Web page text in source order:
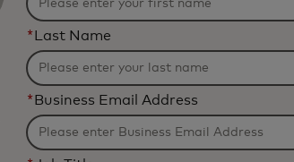
*Last Name
*Business Email Address